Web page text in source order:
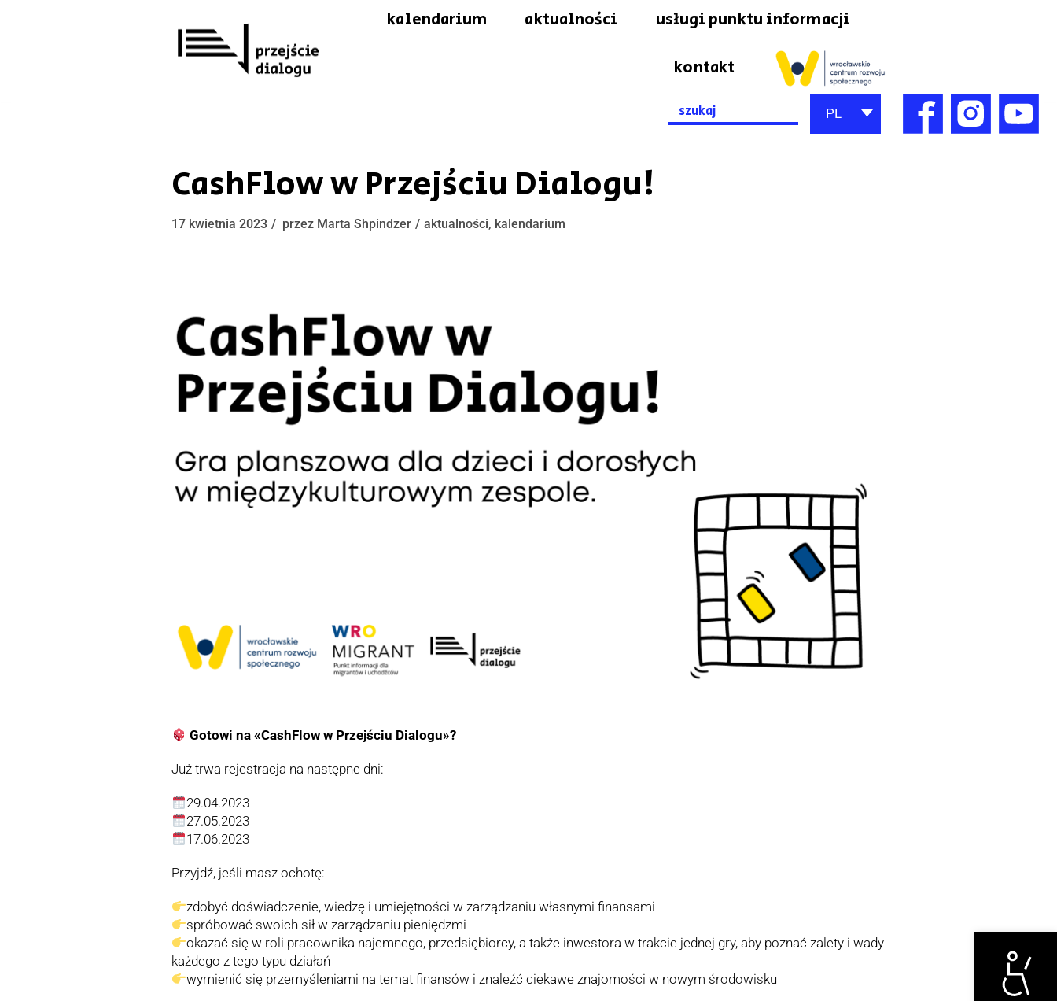
Otwórz
kalendarium aktualności usługi punktu informacji
kontakt
Search
for:
PL
CashFlow w Przejściu Dialogu!
17 kwietnia 2023 przez Marta Shpindzer aktualności, kalendarium
Gotowi na «CashFlow w Przejściu Dialogu»?
Już trwa rejestracja na następne dni:
29.04.2023
27.05.2023
17.06.2023
Przyjdź, jeśli masz ochotę:
zdobyć doświadczenie, wiedzę i umiejętności w zarządzaniu własnymi finansami
spróbować swoich sił w zarządzaniu pieniędzmi
okazać się w roli pracownika najemnego, przedsiębiorcy, a także inwestora w trakcie jednej gry, aby poznać zalety i wady
każdego z tego typu działań
wymienić się przemyśleniami na temat finansów i znaleźć ciekawe znajomości w nowym środowisku